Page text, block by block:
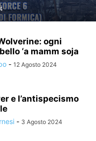
ogni
‘a mamm soja
- 12 Agosto 2024
e l’antispecismo
- 3 Agosto 2024